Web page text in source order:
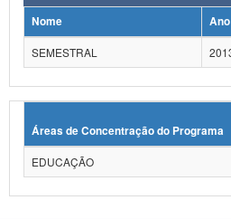
Ministério da Mulher, da Família e dos Direitos
Nome
SEMESTRAL
Áreas de Concentração do Programa
EDUCAÇÃO